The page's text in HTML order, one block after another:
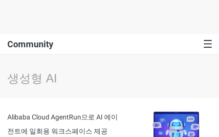
Community
생성형 AI
Alibaba Cloud AgentRun으로 AI 에이
전트에 일회용 워크스페이스 제공